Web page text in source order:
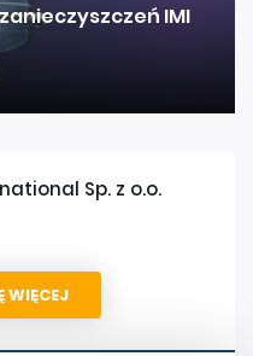
IMI
Sp. z o.o.
WIĘCEJ